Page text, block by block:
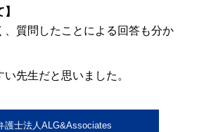
、質問したことによる回答も分か
先生だと思いました。
護士法人ALG&Associates